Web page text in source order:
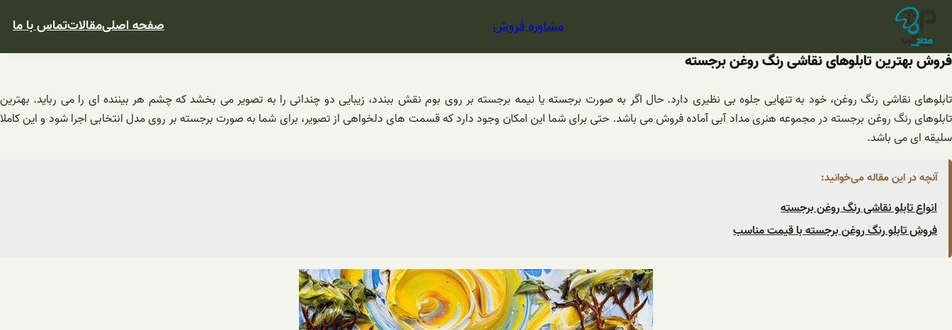
محتوا
مشاوره فروش صفحه اصلیمقالاتتماس با ما
فروش بهترین تابلوهای نقاشی رنگ روغن برجسته
تابلوهای نقاشی رنگ روغن، خود به تنهایی جلوه بی نظیری دارد. حال اگر به صورت برجسته یا نیمه برجسته بر روی بوم نقش ببندد، زیبایی دو چندانی را به تصویر می بخشد که چشم هر بیننده ای را می رباید. بهترین
تابلوهای رنگ روغن برجسته در مجموعه هنری مداد آبی آماده فروش می باشد. حتی برای شما این امکان وجود دارد که قسمت های دلخواهی از تصویر، برای شما به صورت برجسته بر روی مدل انتخابی اجرا شود و این کاملا
سلیقه ای می باشد.
آنچه در این مقاله می‌خوانید:
انواع تابلو نقاشی رنگ روغن برجسته
فروش تابلو رنگ روغن برجسته با قیمت مناسب